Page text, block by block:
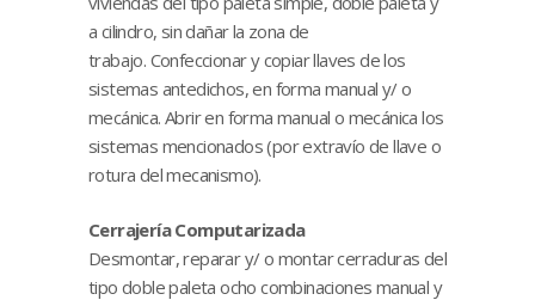
a cilindro, sin dañar la zona de
trabajo. Confeccionar y copiar llaves de los
sistemas antedichos, en forma manual y/ o
mecánica. Abrir en forma manual o mecánica los
sistemas mencionados (por extravío de llave o
rotura del mecanismo).
Cerrajería Computarizada
Desmontar, reparar y/ o montar cerraduras del
tipo doble paleta ocho combinaciones manual y